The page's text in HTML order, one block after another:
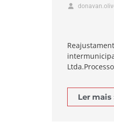
Ler mais